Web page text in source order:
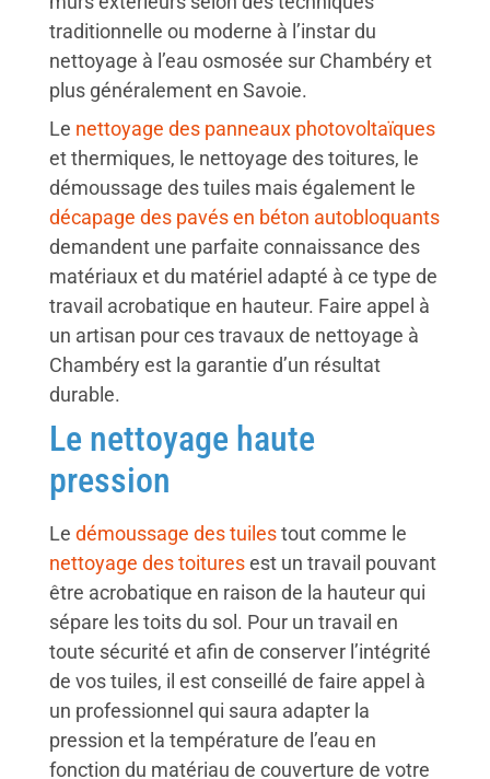
traditionnelle ou moderne à l’instar du
nettoyage à l’eau osmosée sur Chambéry et
plus généralement en Savoie.
Le nettoyage des panneaux photovoltaïques
et thermiques, le nettoyage des toitures, le
démoussage des tuiles mais également le
décapage des pavés en béton autobloquants
demandent une parfaite connaissance des
matériaux et du matériel adapté à ce type de
travail acrobatique en hauteur. Faire appel à
un artisan pour ces travaux de nettoyage à
Chambéry est la garantie d’un résultat
durable.
Le nettoyage haute
pression
Le démoussage des tuilestout comme le
nettoyage des toituresest un travail pouvant
être acrobatique en raison de la hauteur qui
sépare les toits du sol. Pour un travail en
toute sécurité et afin de conserver l’intégrité
de vos tuiles, il est conseillé de faire appel à
un professionnel qui saura adapter la
pression et la température de l’eau en
fonction du matériau de couverture de votre